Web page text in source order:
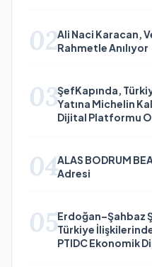
02Ali Naci Karacan,
Rahmetle Anılıyor
03ŞefKapında,
Yatına Michelin
Dijital Platformu
04ALAS BODRUM
Adresi
05Erdoğan–Şahbaz
Türkiye
PTIDC Ekonomik